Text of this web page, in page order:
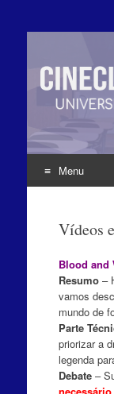
Menu
Vídeos
Blood and
Resumo –
vamos
mundo de
Parte
priorizar a
legenda
Debate–